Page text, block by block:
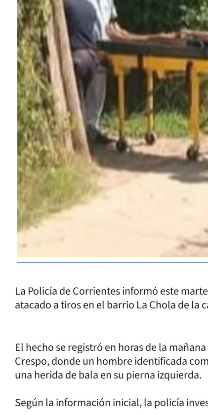
La Policía de Corrientes informó este
atacado a tiros en el barrio La Chola de la
El hecho se registró en horas de la
Crespo, donde un hombre identificada
una herida de bala en su pierna izquierda.
Según la información inicial, la policía